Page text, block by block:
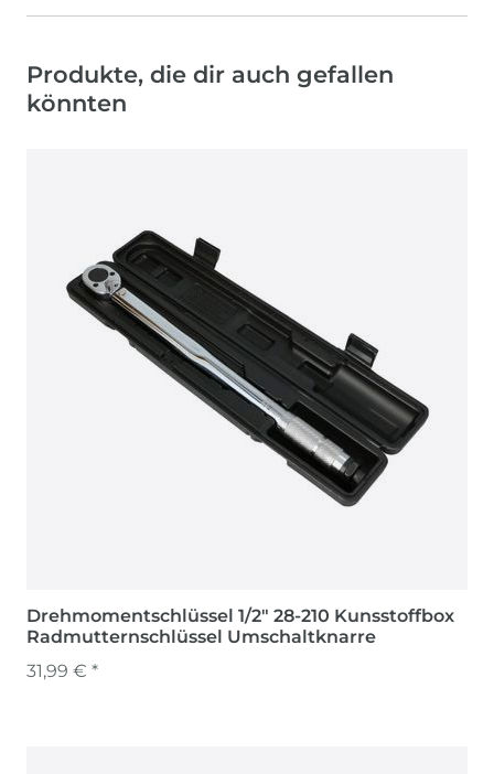
Produkte, die dir auch gefallen
könnten
Drehmomentschlüssel 1/2" 28-210 Kunsstoffbox
Radmutternschlüssel Umschaltknarre
31,99 € *